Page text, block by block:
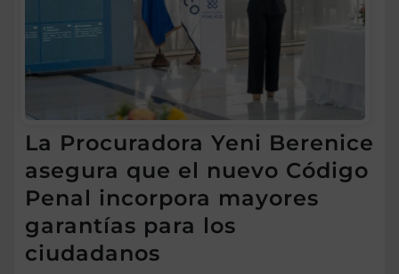
La Procuradora Yeni Berenice
asegura que el nuevo Código
Penal incorpora mayores
garantías para los
ciudadanos